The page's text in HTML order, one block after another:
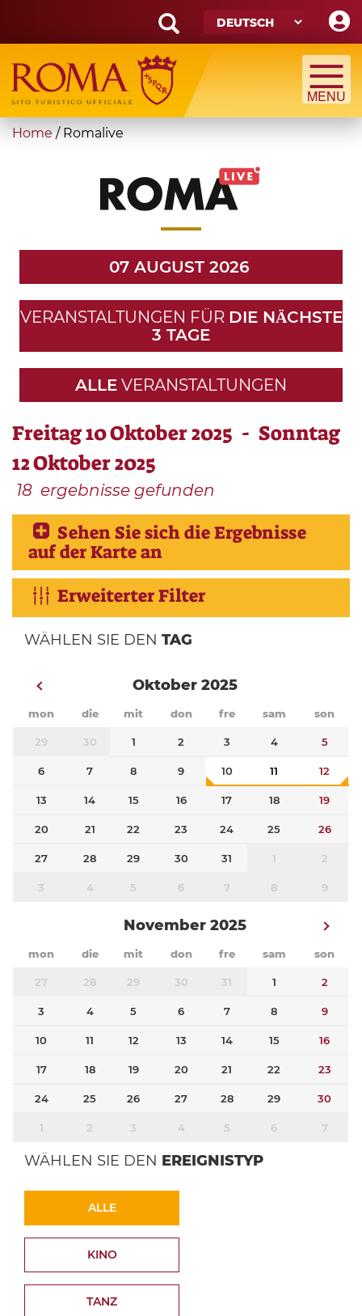
main
content
Search
form
Suche
You
Home / Romalive
07 AUGUST 2026
VERANSTALTUNGEN FÜR DIE NӒCHSTE
3 TAGE
ALLE VERANSTALTUNGEN
Freitag 10 Oktober 2025 - Sonntag
12 Oktober 2025
18 ergebnisse gefunden
Sehen Sie sich die Ergebnisse
auf der Karte an
Erweiterter Filter
WÄHLEN SIE DEN TAG
Oktober 2025
mon die mit don fre sam son
29 30 1 2 3 4 5
6 7 8 9 10 11 12
13 14 15 16 17 18 19
20 21 22 23 24 25 26
27 28 29 30 31 1 2
3 4 5 6 7 8 9
November 2025
mon die mit don fre sam son
27 28 29 30 31 1 2
3 4 5 6 7 8 9
10 11 12 13 14 15 16
17 18 19 20 21 22 23
24 25 26 27 28 29 30
1 2 3 4 5 6 7
WÄHLEN SIE DEN EREIGNISTYP
ALLE
KINO
TANZ